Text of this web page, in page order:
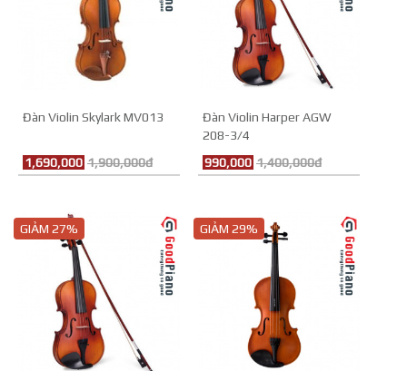
Đàn Violin Skylark MV013
1,690,000 1,900,000đ
Đàn Violin Harper AGW
208-3/4
990,000 1,400,000đ
GIẢM 27% GIẢM 29%